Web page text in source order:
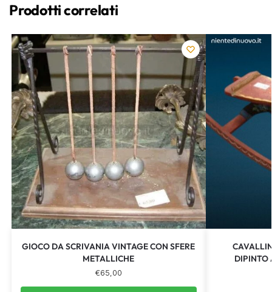
Prodotti correlati
GIOCO DA SCRIVANIA VINTAGE CON SFERE
METALLICHE
€65,00
DIPINTO